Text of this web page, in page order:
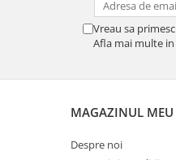
Vreau sa
Afla mai multe in
MAGAZINUL MEU
Despre noi